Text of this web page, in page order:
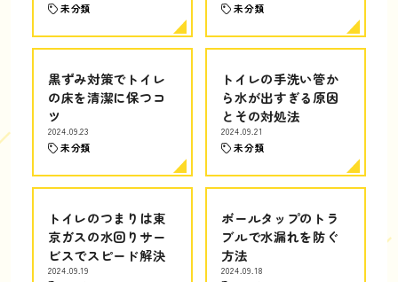
未分類 未分類
黒ずみ対策でトイレ
の床を清潔に保つコ
ツ
2024.09.23
未分類
トイレの手洗い管か
ら水が出すぎる原因
とその対処法
2024.09.21
未分類
トイレのつまりは東
京ガスの水回りサー
ビスでスピード解決
2024.09.19
ボールタップのトラ
ブルで水漏れを防ぐ
方法
2024.09.18